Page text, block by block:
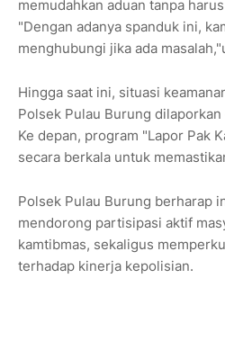
memudahkan aduan tanpa
"Dengan adanya spanduk ini,
menghubungi jika ada
Hingga saat ini, situasi
Polsek Pulau Burung
Ke depan, program "Lapor Pak
secara berkala untuk
Polsek Pulau Burung berharap
mendorong partisipasi aktif
kamtibmas, sekaligus
terhadap kinerja kepolisian.